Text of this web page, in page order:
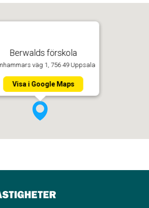
Berwalds förskola
väg 1, 756 49 Uppsala
Visa i Google Maps